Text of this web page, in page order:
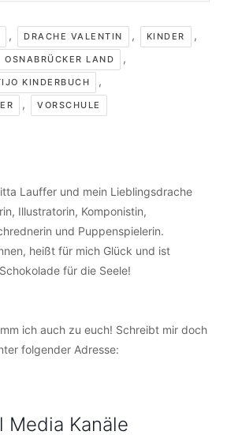
, DRACHE VALENTIN , KINDER ,
OSNABRÜCKER LAND ,
KINDERBUCH ,
, VORSCHULE
Lauffer und mein Lieblingsdrache
Illustratorin, Komponistin,
und Puppenspielerin.
heißt für mich Glück und ist
für die Seele!
ich auch zu euch! Schreibt mir doch
folgender Adresse:
Media Kanäle